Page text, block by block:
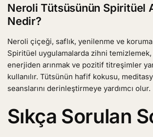
Neroli Tütsüsünün Spiritüel
Nedir?
Neroli çiçeği, saflık, yenilenme ve
Spiritüel uygulamalarda zihni
enerjiden arınmak ve pozitif titreşimler
kullanılır. Tütsünün hafif kokusu,
seanslarını derinleştirmeye yardımcı olur.
Sıkça Sorulan